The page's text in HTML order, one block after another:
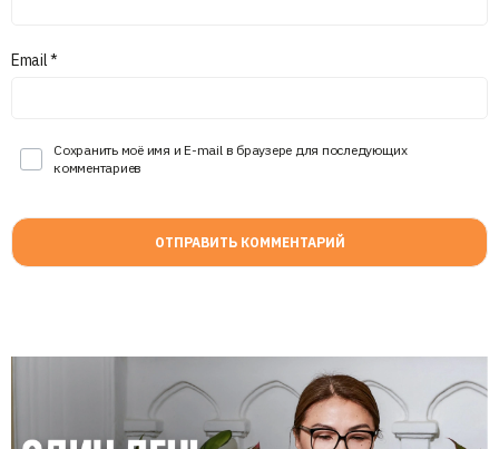
Email*
Сохранить моё имя и E-mail в браузере для последующих
комментариев